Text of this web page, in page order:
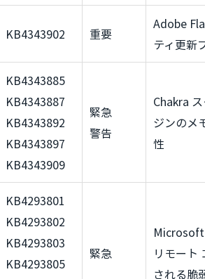
KB4343902 重要
Adobe
ティ更新
KB4343885
KB4343887
KB4343892
KB4343897
KB4343909
緊急
警告
Chakra
ジンのメ
性
KB4293801
KB4293802
KB4293803
KB4293805
緊急
Microsoft
リモート
される脆